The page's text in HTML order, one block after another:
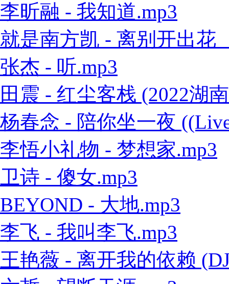
李昕融 - 我知道.mp3
就是南方凯 - 离别开出花
张杰 - 听.mp3
田震 - 红尘客栈 (2022湖
杨春念 - 陪你坐一夜
李悟小礼物 - 梦想家.mp3
卫诗 - 傻女.mp3
BEYOND - 大地.mp3
李飞 - 我叫李飞.mp3
王艳薇 - 离开我的依赖